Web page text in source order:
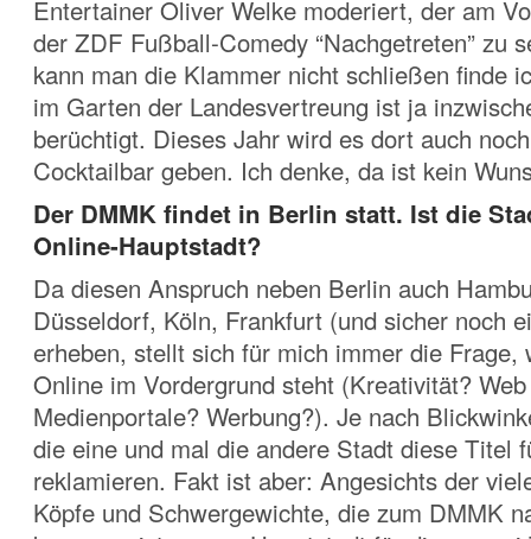
Entertainer Oliver Welke moderiert, der am
der ZDF Fußball-Comedy “Nachgetreten” zu
kann man die Klammer nicht schließen finde
im Garten der Landesvertreung ist ja
berüchtigt. Dieses Jahr wird es dort auch
Cocktailbar geben. Ich denke, da ist kein
Der DMMK findet in Berlin statt. Ist die
Online-Hauptstadt?
Da diesen Anspruch neben Berlin auch
Düsseldorf, Köln, Frankfurt (und sicher noch
erheben, stellt sich für mich immer die Frage,
Online im Vordergrund steht (Kreativität?
Medienportale? Werbung?). Je nach
die eine und mal die andere Stadt diese Titel
reklamieren. Fakt ist aber: Angesichts der
Köpfe und Schwergewichte, die zum DMMK